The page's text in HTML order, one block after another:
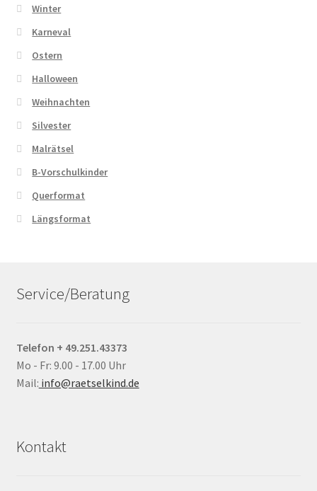
Winter
Karneval
Ostern
Halloween
Weihnachten
Silvester
Malrätsel
B-Vorschulkinder
Querformat
Längsformat
Service/Beratung
Telefon + 49.251.43373
Mo - Fr: 9.00 - 17.00 Uhr
Mail: info@raetselkind.de
Kontakt